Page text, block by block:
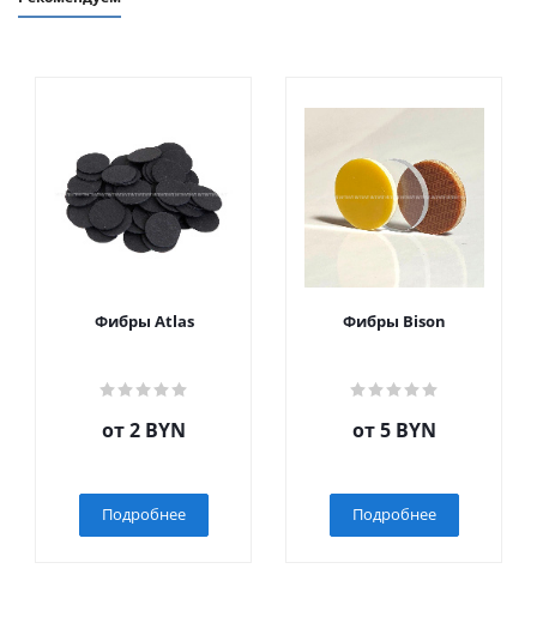
Фибры Atlas
от2 BYN
Подробнее
Фибры Bison
от5 BYN
Подробнее